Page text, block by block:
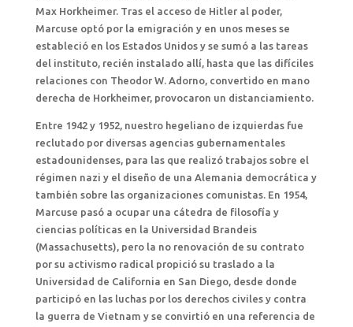
Max Horkheimer. Tras el acceso de Hitler al poder,
Marcuse optó por la emigración y en unos meses se
estableció en los Estados Unidos y se sumó a las tareas
del instituto, recién instalado allí, hasta que las difíciles
relaciones con Theodor W. Adorno, convertido en mano
derecha de Horkheimer, provocaron un distanciamiento.
Entre 1942 y 1952, nuestro hegeliano de izquierdas fue
reclutado por diversas agencias gubernamentales
estadounidenses, para las que realizó trabajos sobre el
régimen nazi y el diseño de una Alemania democrática y
también sobre las organizaciones comunistas. En 1954,
Marcuse pasó a ocupar una cátedra de filosofía y
ciencias políticas en la Universidad Brandeis
(Massachusetts), pero la no renovación de su contrato
por su activismo radical propició su traslado a la
Universidad de California en San Diego, desde donde
participó en las luchas por los derechos civiles y contra
la guerra de Vietnam y se convirtió en una referencia de